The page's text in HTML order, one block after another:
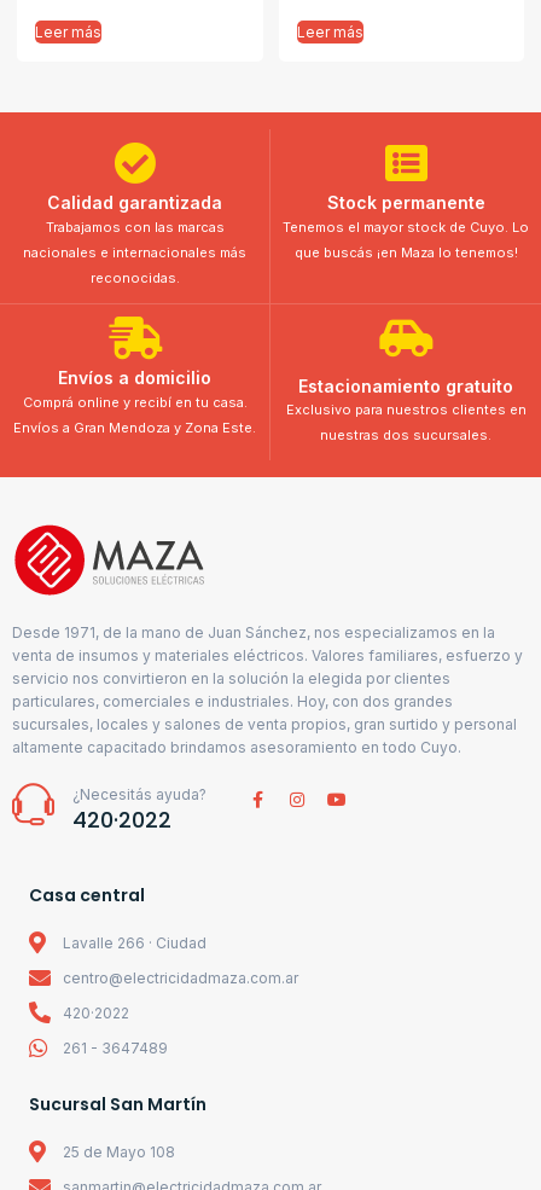
Leer más Leer más
Calidad garantizada
Trabajamos con las marcas
nacionales e internacionales más
reconocidas.
Stock permanente
Tenemos el mayor stock de Cuyo. Lo
que buscás ¡en Maza lo tenemos!
Envíos a domicilio
Comprá online y recibí en tu casa.
Envíos a Gran Mendoza y Zona Este.
Estacionamiento gratuito
Exclusivo para nuestros clientes en
nuestras dos sucursales.
Desde 1971, de la mano de Juan Sánchez, nos especializamos en la
venta de insumos y materiales eléctricos. Valores familiares, esfuerzo y
servicio nos convirtieron en la solución la elegida por clientes
particulares, comerciales e industriales. Hoy, con dos grandes
sucursales, locales y salones de venta propios, gran surtido y personal
altamente capacitado brindamos asesoramiento en todo Cuyo.
¿Necesitás ayuda?
420·2022
Casa central
Lavalle 266 · Ciudad
centro@electricidadmaza.com.ar
420·2022
261 - 3647489
Sucursal San Martín
25 de Mayo 108